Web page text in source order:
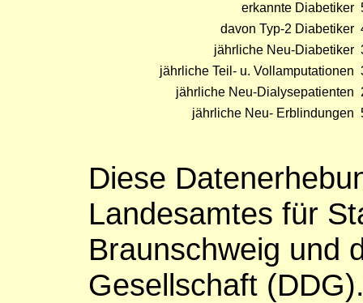
erkannte Diabetiker
davon Typ-2 Diabetiker
jährliche Neu-Diabetiker
jährliche Teil- u. Vollamputationen
jährliche Neu-Dialysepatienten
jährliche Neu- Erblindungen
Diese
Landesamtes für
Braunschweig und
Gesellschaft